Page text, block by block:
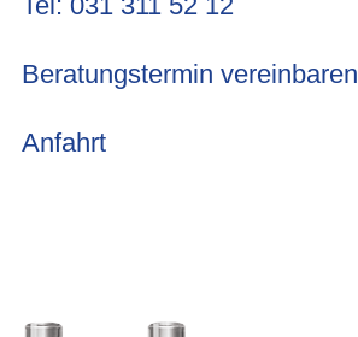
Beratungstermin vereinbaren
Anfahrt